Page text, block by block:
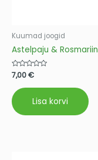
Kuumad joogid
Astelpaju & Rosmariin
Hinnanguga
0
5
7,00€
Lisa korvi